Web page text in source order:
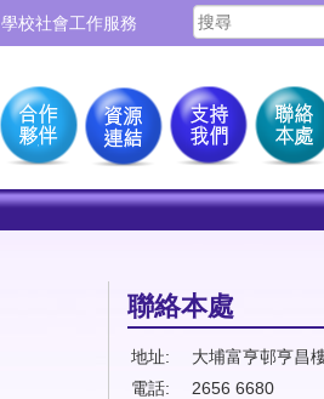
學校社會工作服務
聯絡本處
地址:
大埔富亨邨亨昌
電話:
2656 6680